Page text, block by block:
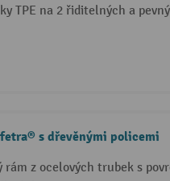
TPE na 2 řiditelných a
s dřevěnými policemi
rám z ocelových trubek s